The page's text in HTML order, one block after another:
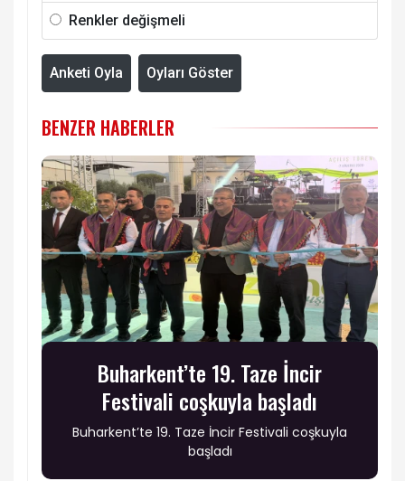
Renkler değişmeli
Anketi Oyla Oyları Göster
BENZER HABERLER
Buharkent’te 19. Taze İncir
Festivali coşkuyla başladı
Buharkent’te 19. Taze İncir Festivali coşkuyla
başladı